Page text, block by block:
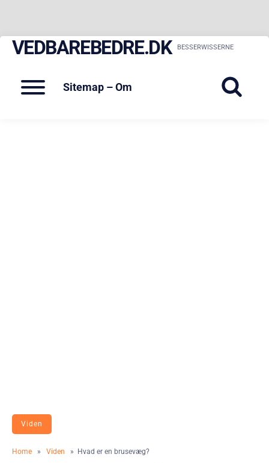
SkipVEDBAREBEDRE.DK BESSERWISSERNE
Menu
Sitemap – Om
Viden
Home » Viden » Hvad er en brusevæg?